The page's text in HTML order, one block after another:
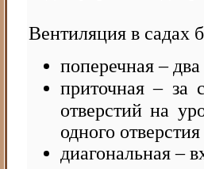
Вентиляция в садах
поперечная –
приточная – за
отверстий на
одного
диагональная –